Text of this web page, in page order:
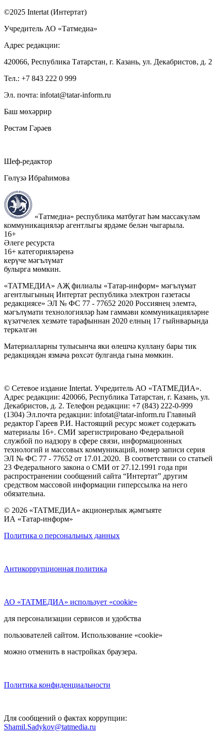
©2025 Intertat (Интертат)
Учредитель АО «Татмедиа»
Адрес редакции:
420066, Республика Татарстан, г. Казань, ул. Декабристов, д. 2
Тел.: +7 843 222 0 999
Эл. почта: infotat@tatar-inform.ru
Баш мөхәррир
Рөстәм Гәрәев
Шеф-редактор
Гөлүзә Ибраһимова
«Татмедиа» республика матбугат һәм массакүләм
коммуникацияләр агентлыгы ярдәме белән чыгарыла.
16+
Әлеге ресурста
16+ категорияләренә
керүче мәгълүмат
булырга мөмкин.
«ТАТМЕДИА» АҖ филиалы «Татар-информ» мәгълүмат
агентлыгының Интертат республика электрон газетасы
редакциясе» ЭЛ № ФС 77 - 77652 2020 Россиянең элемтә,
мәгълүмати технологияләр һәм гаммәви коммуникацияләрне
күзәтчелек хезмәте тарафыннан 2020 елның 17 гыйнварында
теркәлгән
Материалларны тулысынча яки өлешчә куллану бары тик
редакциядән язмача рөхсәт булганда гына мөмкин.
© Сетевое издание Intertat. Учредитель АО «ТАТМЕДИА».
Адрес редакции: 420066, Республика Татарстан, г. Казань, ул.
Декабристов, д. 2. Телефон редакции: +7 (843) 222-0-999
(1304) Эл.почта редакции: infotat@tatar-inform.ru Главный
редактор Гареев Р.И. Настоящий ресурс может содержать
материалы 16+. СМИ зарегистрировано Федеральной
службой по надзору в сфере связи, информационных
технологий и массовых коммуникаций, номер записи серия
ЭЛ № ФС 77 - 77652 от 17.01.2020. В соответствии со статьей
23 Федерального закона о СМИ от 27.12.1991 года при
распространении сообщений сайта “Интертат” другим
средством массовой информации гиперссылка на него
обязательна.
© 2026 «ТАТМЕДИА» акционерлык җәмгыяте
ИА «Татар-информ»
Политика о персональных данных
Антикоррупционная политика
АО «ТАТМЕДИА» использует «cookie»
для персонализации сервисов и удобства
пользователей сайтом. Использование «cookie»
можно отменить в настройках браузера.
Политика конфиденциальности
Для сообщений о фактах коррупции:
Shamil.Sadykov@tatmedia.ru